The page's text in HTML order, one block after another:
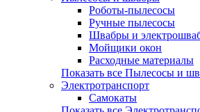
Роботы-пылесосы
Ручные пылесосы
Швабры и
Мойщики окон
Расходные материалы
Показать все Пылесосы и
Электротранспорт
Самокаты